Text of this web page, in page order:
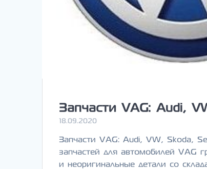
Запчасти VAG: Audi,
18.09.2020
Запчасти VAG: Audi, VW, Skoda,
запчастей для автомобилей VAG
и неоригинальные детали со